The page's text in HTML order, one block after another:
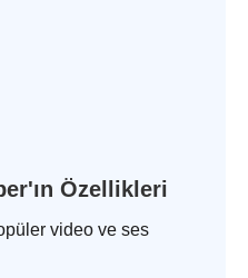
Özellikleri
video ve ses